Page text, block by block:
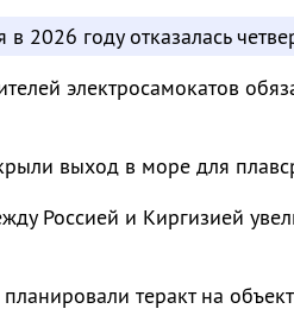
2026 году отказалась
электросамокатов
выход в море для
Россией и Киргизией
теракт на